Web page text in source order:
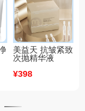
美益天 抗皱紧致
次抛精华液
¥398